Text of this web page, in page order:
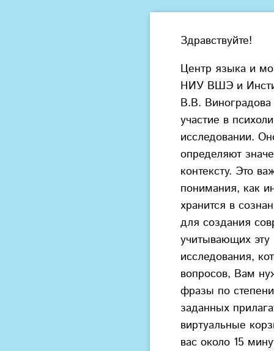
Здравствуйте!
Центр языка и
НИУ ВШЭ и
В.В.
участие в
исследовании.
определяют
контексту. Это
понимания, как
хранится в
для создания
учитывающих
исследования,
вопросов, Вам
фразы по
заданных
виртуальные
вас около 15